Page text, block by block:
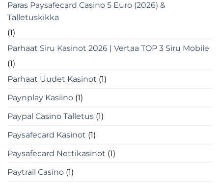
Paras Paysafecard Casino 5 Euro (2026) &
Talletuskikka
(1)
Parhaat Siru Kasinot 2026 | Vertaa TOP 3 Siru Mobile
(1)
Parhaat Uudet Kasinot (1)
Paynplay Kasiino (1)
Paypal Casino Talletus (1)
Paysafecard Kasinot (1)
Paysafecard Nettikasinot (1)
Paytrail Casino (1)